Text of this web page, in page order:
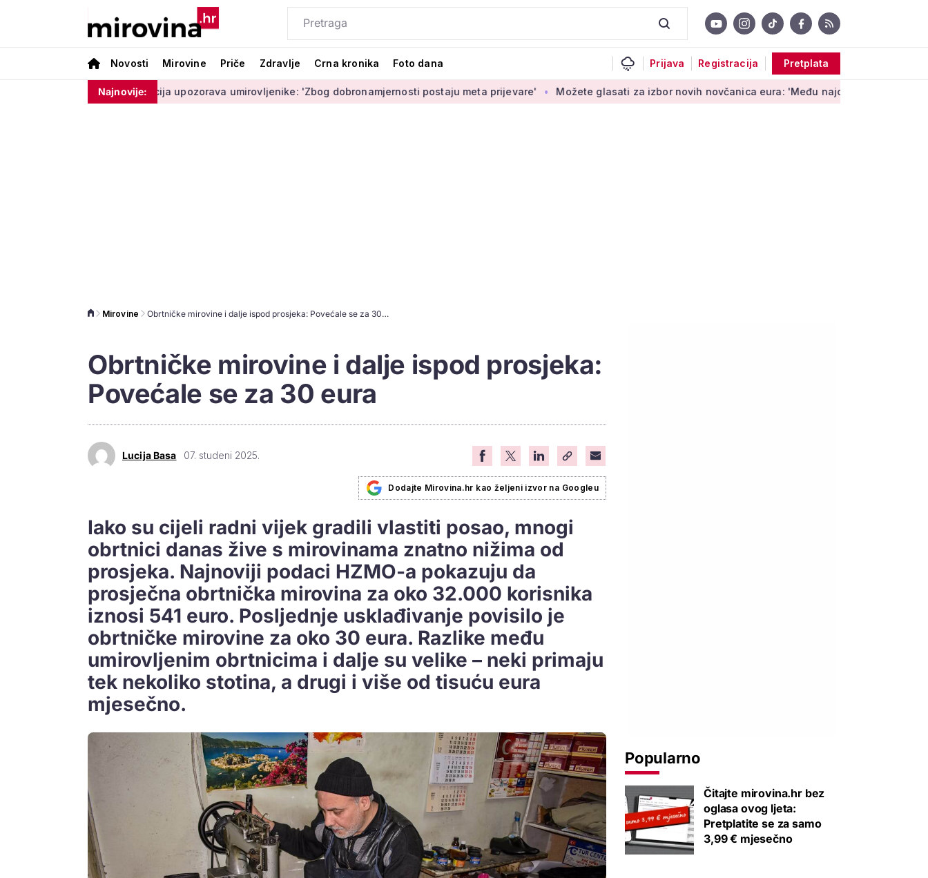
Novosti Mirovine Priče Zdravlje Crna kronika Foto dana Prijava Registracija Pretplata
Najnovije:
Policija upozorava umirovljenike: 'Zbog dobronamjernosti postaju meta prijevare' Možete glasati za izbor novih novčanica eura: 'Među najopipljivijim su izrazima Europe'
Mirovine Obrtničke mirovine i dalje ispod prosjeka: Povećale se za 30 eura
Obrtničke mirovine i dalje ispod prosjeka:
Povećale se za 30 eura
Lucija Basa 07. studeni 2025.
Dodajte Mirovina.hr kao željeni izvor na Googleu
Iako su cijeli radni vijek gradili vlastiti posao, mnogi
obrtnici danas žive s mirovinama znatno nižima od
prosjeka. Najnoviji podaci HZMO-a pokazuju da
prosječna obrtnička mirovina za oko 32.000 korisnika
iznosi 541 euro. Posljednje usklađivanje povisilo je
obrtničke mirovine za oko 30 eura. Razlike među
umirovljenim obrtnicima i dalje su velike – neki primaju
tek nekoliko stotina, a drugi i više od tisuću eura
mjesečno.
Popularno
Čitajte mirovina.hr bez
oglasa ovog ljeta:
Pretplatite se za samo
3,99 € mjesečno